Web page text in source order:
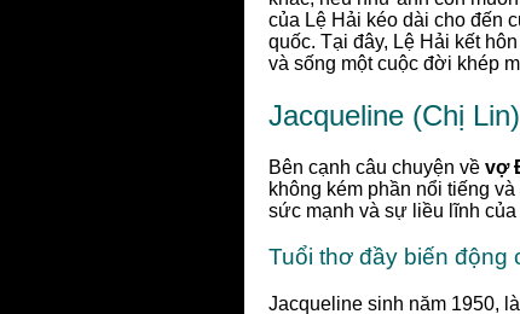
của Lệ Hải kéo dài cho đến
quốc. Tại đây, Lệ Hải kết
và sống một cuộc đời khép
Jacqueline (Chị
Bên cạnh câu chuyện về vợ
không kém phần nổi tiếng
sức mạnh và sự liều lĩnh
Tuổi thơ đầy biến động
Jacqueline sinh năm 1950,